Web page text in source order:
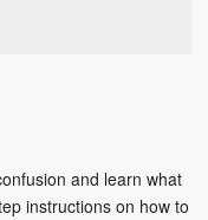
and learn what
instructions on how to